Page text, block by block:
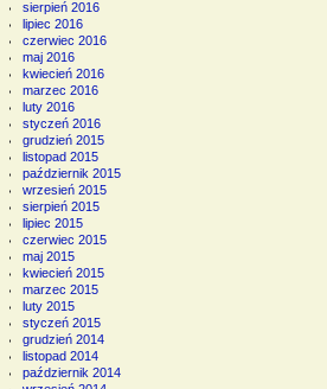
sierpień 2016
lipiec 2016
czerwiec 2016
maj 2016
kwiecień 2016
marzec 2016
luty 2016
styczeń 2016
grudzień 2015
listopad 2015
październik 2015
wrzesień 2015
sierpień 2015
lipiec 2015
czerwiec 2015
maj 2015
kwiecień 2015
marzec 2015
luty 2015
styczeń 2015
grudzień 2014
listopad 2014
październik 2014